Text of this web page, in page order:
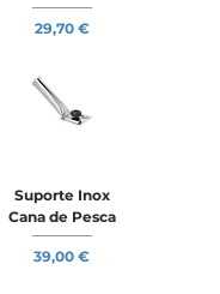
Preço
29,70 €
Suporte Inox
Cana de Pesca
Preço
39,00 €